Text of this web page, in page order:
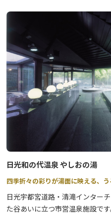
日光和の代温泉 やしおの湯
四季折々の彩りが湯面に映える、
日光宇都宮道路・清滝インター
た谷あいに立つ市営温泉施設で